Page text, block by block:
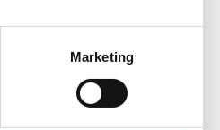
Marketing